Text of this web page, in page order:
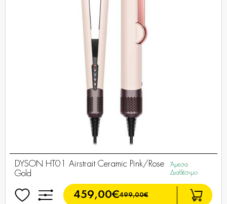
DYSON HT01 Airstrait Ceramic Pink/Rose
Gold
Άμεσα
Διαθέσιμο
459,00€499,00€